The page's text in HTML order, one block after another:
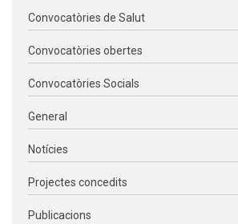
Convocatòries de Salut
Convocatòries obertes
Convocatòries Socials
General
Notícies
Projectes concedits
Publicacions